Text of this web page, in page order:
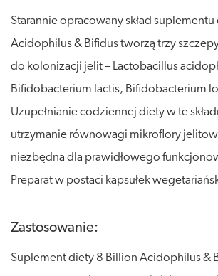
Starannie opracowany skład
Acidophilus & Bifidus tworzą trzy
do kolonizacji jelit – Lactobacillus
Bifidobacterium lactis, Bifidobacterium
Uzupełnianie codziennej diety w te
utrzymanie równowagi mikroflory
niezbędna dla prawidłowego
Preparat w postaci kapsułek
Zastosowanie:
Suplement diety 8 Billion Acidophilus &